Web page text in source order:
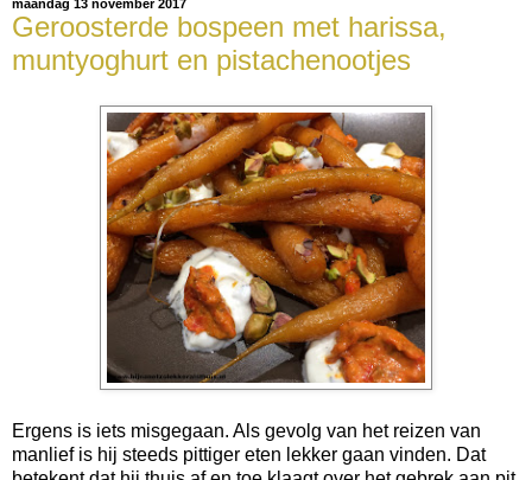
maandag 13 november 2017
Geroosterde bospeen met harissa,
muntyoghurt en pistachenootjes
Ergens is iets misgegaan. Als gevolg van het reizen van
manlief is hij steeds pittiger eten lekker gaan vinden. Dat